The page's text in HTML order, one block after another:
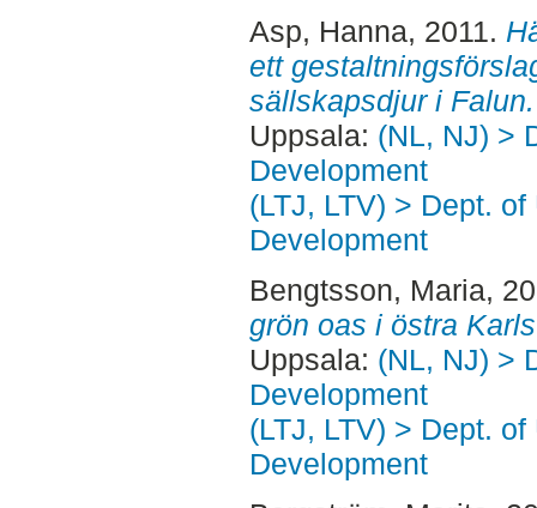
Asp, Hanna, 2011.
ett
sällskapsdjur i Falun.
Uppsala: (NL, NJ) >
Development
(LTJ, LTV) > Dept.
Development
Bengtsson, Maria,
grön oas i östra
Uppsala: (NL, NJ) >
Development
(LTJ, LTV) > Dept.
Development